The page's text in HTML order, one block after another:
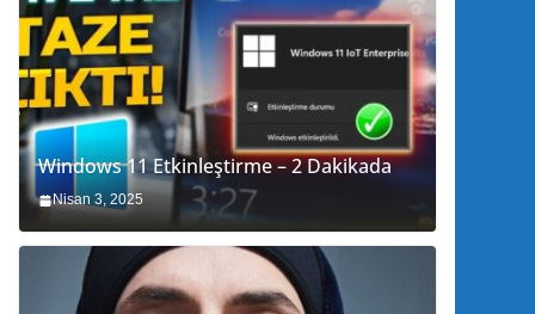
Windows 11 Etkinleştirme – 2 Dakikada
Nisan 3, 2025